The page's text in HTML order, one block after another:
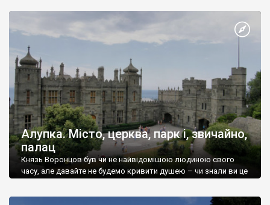
Алупка. Місто, церква, парк і, звичайно,
палац
Князь Воронцов був чи не найвідомішою людиною свого
часу, але давайте не будемо кривити душею – чи знали ви це